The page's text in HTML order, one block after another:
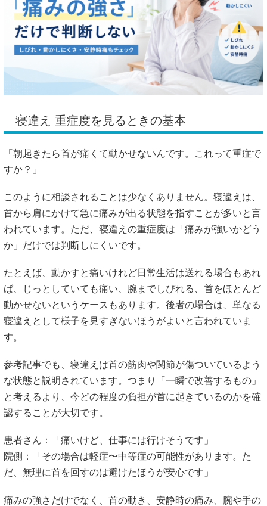
寝違え 重症度を見るときの基本
「朝起きたら首が痛くて動かせないんです。これって重症で
すか？」
このように相談されることは少なくありません。寝違えは、
首から肩にかけて急に痛みが出る状態を指すことが多いと言
われています。ただ、寝違えの重症度は「痛みが強いかどう
か」だけでは判断しにくいです。
たとえば、動かすと痛いけれど日常生活は送れる場合もあれ
ば、じっとしていても痛い、腕までしびれる、首をほとんど
動かせないというケースもあります。後者の場合は、単なる
寝違えとして様子を見すぎないほうがよいと言われていま
す。
参考記事でも、寝違えは首の筋肉や関節が傷ついているよう
な状態と説明されています。つまり「一瞬で改善するもの」
と考えるより、今どの程度の負担が首に起きているのかを確
認することが大切です。
患者さん：「痛いけど、仕事には行けそうです」
院側：「その場合は軽症〜中等症の可能性があります。た
だ、無理に首を回すのは避けたほうが安心です」
痛みの強さだけでなく、首の動き、安静時の痛み、腕や手の